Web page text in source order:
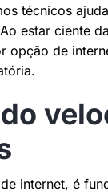
técnicos
estar ciente
opção de
internet, é